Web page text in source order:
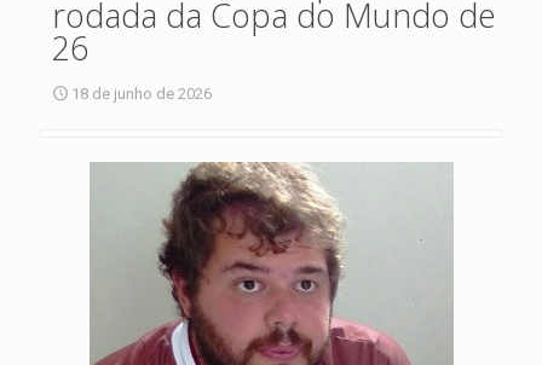
rodada da Copa do Mundo de
26
18 de junho de 2026